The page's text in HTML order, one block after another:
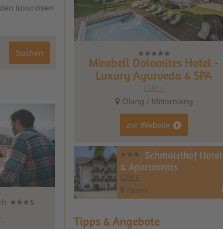
luxuriösen
Suchen
Mirabell Dolomites Hotel -
Luxury Ayurveda & SPA
Olang / Mitterolang
zur Website
Schmalzlhof Hotel
& Apartments
CIN +
Rasen
Tipps & Angebote